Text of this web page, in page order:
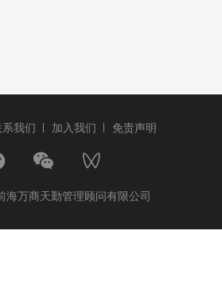
系我们 加入我们 免责声明
海万商天勤管理顾问有限公司